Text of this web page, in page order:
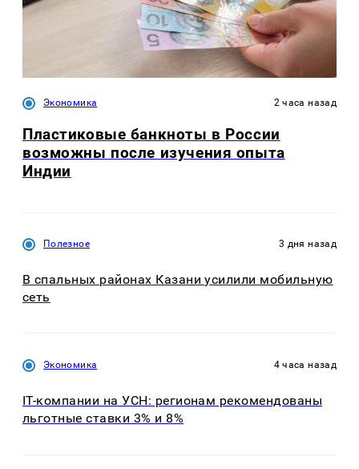
Экономика 2 часа назад
Пластиковые банкноты в России
возможны после изучения опыта
Индии
Полезное 3 дня назад
В спальных районах Казани усилили мобильную
сеть
Экономика 4 часа назад
IT-компании на УСН: регионам рекомендованы
льготные ставки 3% и 8%